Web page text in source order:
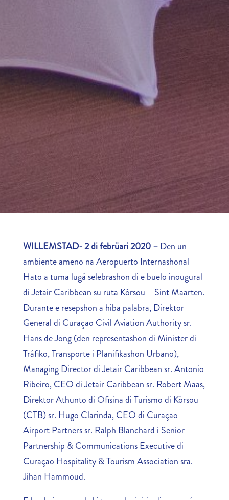
WILLEMSTAD- 2 di febrüari 2020 –Den un
ambiente ameno na Aeropuerto Internashonal
Hato a tuma lugá selebrashon di e buelo inougural
di Jetair Caribbean su ruta Kòrsou – Sint Maarten.
Durante e resepshon a hiba palabra, Direktor
General di Curaçao Civil Aviation Authority sr.
Hans de Jong (den representashon di Minister di
Tráfiko, Transporte i Planifikashon Urbano),
Managing Director di Jetair Caribbean sr. Antonio
Ribeiro, CEO di Jetair Caribbean sr. Robert Maas,
Direktor Athunto di Ofisina di Turismo di Kòrsou
(CTB) sr. Hugo Clarinda, CEO di Curaçao
Airport Partners sr. Ralph Blanchard i Senior
Partnership & Communications Executive di
Curaçao Hospitality & Tourism Association sra.
Jihan Hammoud.